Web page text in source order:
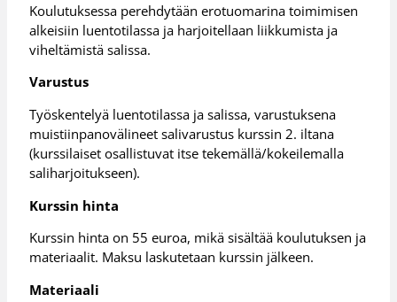
Koulutuksessa perehdytään erotuomarina toimimisen
alkeisiin luentotilassa ja harjoitellaan liikkumista ja
viheltämistä salissa.
Varustus
Työskentelyä luentotilassa ja salissa, varustuksena
muistiinpanovälineet salivarustus kurssin 2. iltana
(kurssilaiset osallistuvat itse tekemällä/kokeilemalla
saliharjoitukseen).
Kurssin hinta
Kurssin hinta on 55 euroa, mikä sisältää koulutuksen ja
materiaalit. Maksu laskutetaan kurssin jälkeen.
Materiaali